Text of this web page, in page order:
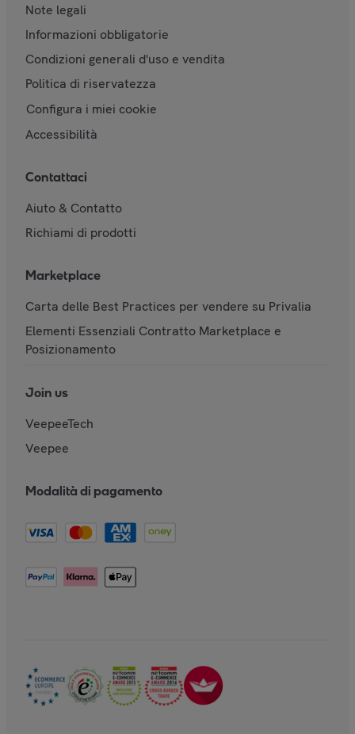
Note legali
Informazioni obbligatorie
Condizioni generali d'uso e vendita
Politica di riservatezza
Configura i miei cookie
Accessibilità
Contattaci
Aiuto & Contatto
Richiami di prodotti
Marketplace
Carta delle Best Practices per vendere su Privalia
Elementi Essenziali Contratto Marketplace e
Posizionamento
Join us
VeepeeTech
Veepee
Modalità di pagamento